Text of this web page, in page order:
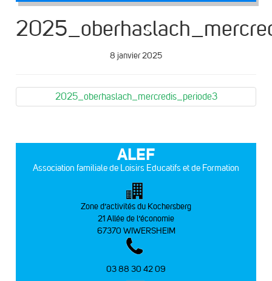
8 janvier 2025
2025_oberhaslach_mercredis_periode3
ALEF
Association familiale de Loisirs Educatifs et de Formation
Zone d’activités du Kochersberg
21 Allée de l’économie
67370 WIWERSHEIM
03 88 30 42 09